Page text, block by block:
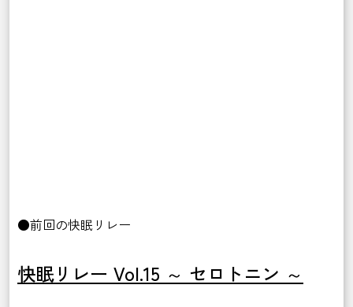
●前回の快眠リレー
快眠リレー Vol.15 ～ セロトニン ～